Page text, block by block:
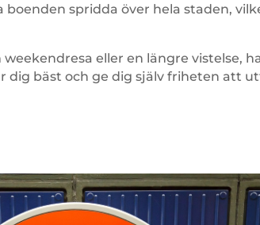
spridda över hela staden,
eller en längre
dig bäst och ge dig själv friheten att